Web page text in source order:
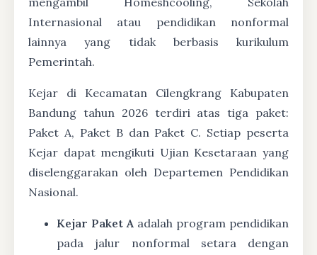
Internasional atau pendidikan nonformal
lainnya yang tidak berbasis kurikulum
Pemerintah.
Kejar di Kecamatan Cilengkrang Kabupaten
Bandung tahun 2026 terdiri atas tiga paket:
Paket A, Paket B dan Paket C. Setiap peserta
Kejar dapat mengikuti Ujian Kesetaraan yang
diselenggarakan oleh Departemen Pendidikan
Nasional.
Kejar Paket A adalah program pendidikan
pada jalur nonformal setara dengan